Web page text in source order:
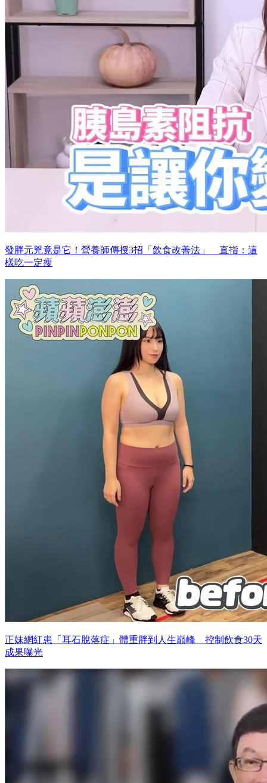
發胖元兇竟是它！營養師傳授3招「飲食改善法」 直指：這
樣吃一定瘦
正妹網紅患「耳石脫落症」體重胖到人生巔峰 控制飲食30天
成果曝光